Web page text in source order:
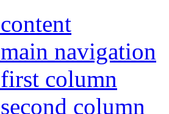
navigation
column
column